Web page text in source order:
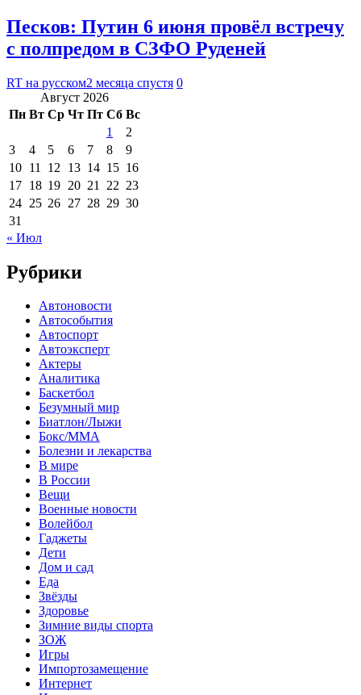
Песков: Путин 6 июня провёл встречу
с полпредом в СЗФО Руденей
RT на русском2 месяца спустя 0
Август 2026
Пн Вт Ср Чт Пт Сб Вс
1
2
3
4 5 6 7 8
9
10 11 12 13 14 15 16
17 18 19 20 21 22 23
24 25 26 27 28 29 30
31
« Июл
Рубрики
Автоновости
Автособытия
Автоспорт
Автоэксперт
Актеры
Аналитика
Баскетбол
Безумный мир
Биатлон/Лыжи
Бокс/MMA
Болезни и лекарства
В мире
В России
Вещи
Военные новости
Волейбол
Гаджеты
Дети
Дом и сад
Еда
Звёзды
Здоровье
Зимние виды спорта
ЗОЖ
Игры
Импортозамещение
Интернет